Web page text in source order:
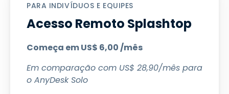
PARA INDIVÍDUOS E EQUIPES
Acesso Remoto Splashtop
Começa emUS$ 6,00/mês
Em comparação com US$ 28,90/mês para
o AnyDesk Solo